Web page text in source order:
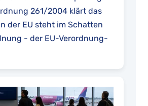
261/2004 klärt das
der EU steht im Schatten
- der EU-Verordnung-